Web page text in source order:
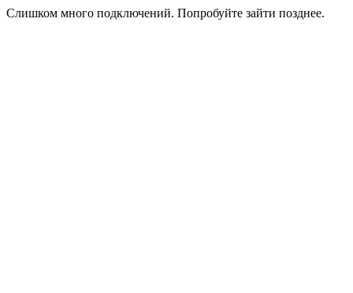
Слишком много подключений. Попробуйте зайти позднее.